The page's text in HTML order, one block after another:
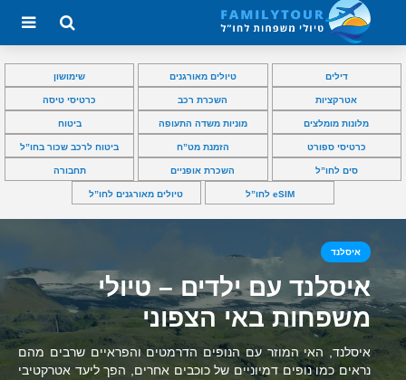
דילים טיולים מאורגנים שימושון
אטרקציות השכרת רכב כרטיסי טיסה
מלונות מומלצים מוניות משדה התעופה ביטוח
כרטיסי ספורט הזמנת מט”ח ביטוח לרכב שכור בחו”ל
סים לחו”ל השכרת אופניים תחבורה
eSIM לחו”ל טיולים מאורגנים לחו”ל
איסלנד
איסלנד עם ילדים – טיולי
משפחות באי הצפוני
איסלנד, האי המוזר עם הנופים הדרמטים והפראיים שרבים מהם
נראים כמו נופים דמיוניים של כוכבים אחרים, הפך ליעד אטרקטיבי